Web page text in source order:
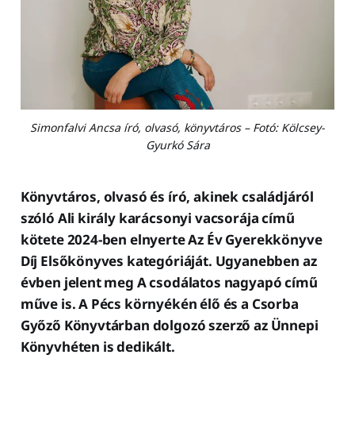
Simonfalvi Ancsa író, olvasó, könyvtáros – Fotó: Kölcsey-
Gyurkó Sára
Könyvtáros, olvasó és író, akinek családjáról
szóló Ali király karácsonyi vacsorája című
kötete 2024-ben elnyerte Az Év Gyerekkönyve
Díj Elsőkönyves kategóriáját. Ugyanebben az
évben jelent meg A csodálatos nagyapó című
műve is. A Pécs környékén élő és a Csorba
Győző Könyvtárban dolgozó szerző az Ünnepi
Könyvhéten is dedikált.